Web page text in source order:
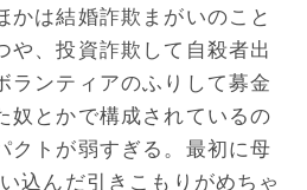
かは結婚詐欺まがいのこと
や、投資詐欺して自殺者出
ランティアのふりして募金
奴とかで構成されているの
クトが弱すぎる。最初に母
込んだ引きこもりがめちゃ